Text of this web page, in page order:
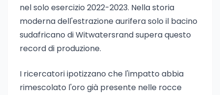
nel solo esercizio 2022-2023. Nella storia
moderna dell'estrazione aurifera solo il bacino
sudafricano di Witwatersrand supera questo
record di produzione.
I ricercatori ipotizzano che l'impatto abbia
rimescolato l'oro già presente nelle rocce